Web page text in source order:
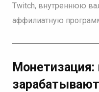
Twitch, внутреннюю
аффилиатную
Монетизация: